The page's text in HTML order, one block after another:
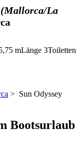
La
mLänge 3Toiletten
> Sun Odyssey
Bootsurlaub